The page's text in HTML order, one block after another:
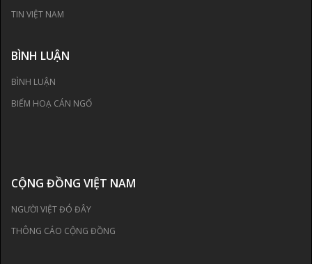
TIN VIỆT NAM
BÌNH LUẬN
BÌNH LUẬN
BIẾM HOẠ CÁN NGỐ
CỘNG ĐỒNG VIỆT NAM
NGƯỜI VIỆT ĐÓ ĐÂY
THÔNG CÁO CỘNG ĐỒNG